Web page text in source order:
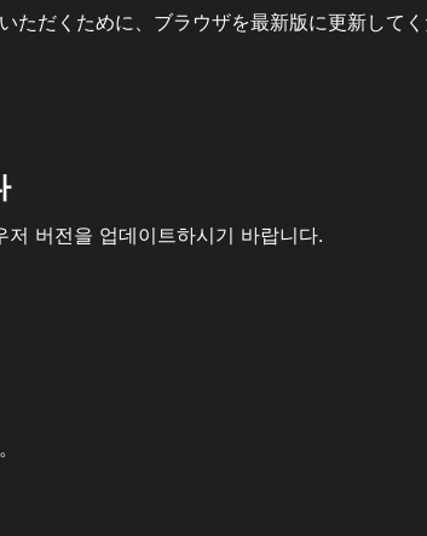
だくために、ブラウザを最新版に更新してく
버전을 업데이트하시기 바랍니다.